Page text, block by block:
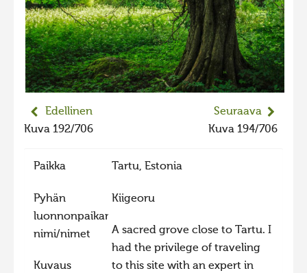
Liikkuvat kuvat 2024
Hiisien kuvakilpailu 2023
2023 kuvakilpailu lisä
Liikkuvat kuvat 2022
Hiite kuvavõistlus 2021
Liikkuvat kuvat 2021
Hiite kuvavõistlus 2020
Liikkuvat kuvat 2020
Edellinen
Kuva 192/706
Seuraava
Kuva 194/706
Paikka Tartu, Estonia
Pyhän
luonnonpaikan
nimi/nimet
Kiigeoru
Kuvaus
A sacred grove close to Tartu. I
had the privilege of traveling
to this site with an expert in